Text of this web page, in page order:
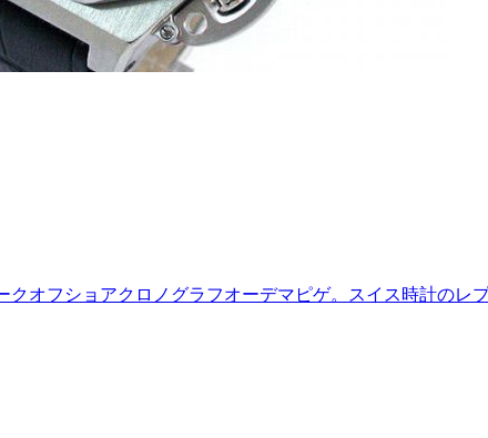
クオフショアクロノグラフオーデマピゲ。スイス時計のレ